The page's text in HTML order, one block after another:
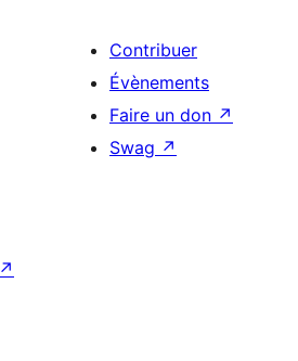
Contribuer
Évènements
Faire un don ↗
Swag ↗
↗